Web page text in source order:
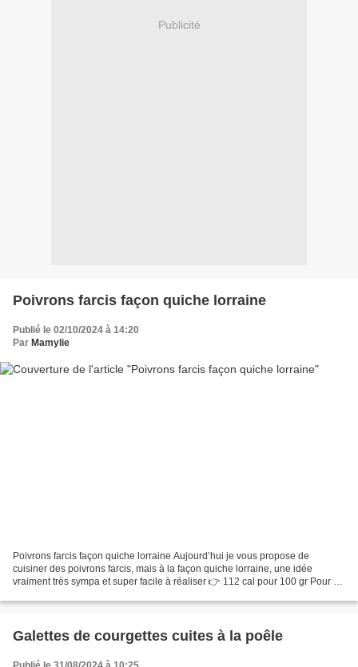
Publicité
Poivrons farcis façon quiche lorraine
Publié le 02/10/2024 à 14:20
Par Mamylie
Poivrons farcis façon quiche lorraine Aujourd’hui je vous propose de
cuisiner des poivrons farcis, mais à la façon quiche lorraine, une idée
vraiment très sympa et super facile à réaliser 👉 112 cal pour 100 gr Pour 2
Galettes de courgettes cuites à la poêle